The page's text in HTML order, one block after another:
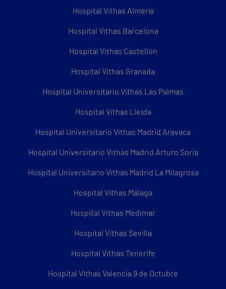
Hospital Vithas Almería
Hospital Vithas Barcelona
Hospital Vithas Castellón
Hospital Vithas Granada
Hospital Universitario Vithas Las Palmas
Hospital Vithas Lleida
Hospital Universitario Vithas Madrid Aravaca
Hospital Universitario Vithas Madrid Arturo Soria
Hospital Universitario Vithas Madrid La Milagrosa
Hospital Vithas Málaga
Hospital Vithas Medimar
Hospital Vithas Sevilla
Hospital Vithas Tenerife
Hospital Vithas Valencia 9 de Octubre